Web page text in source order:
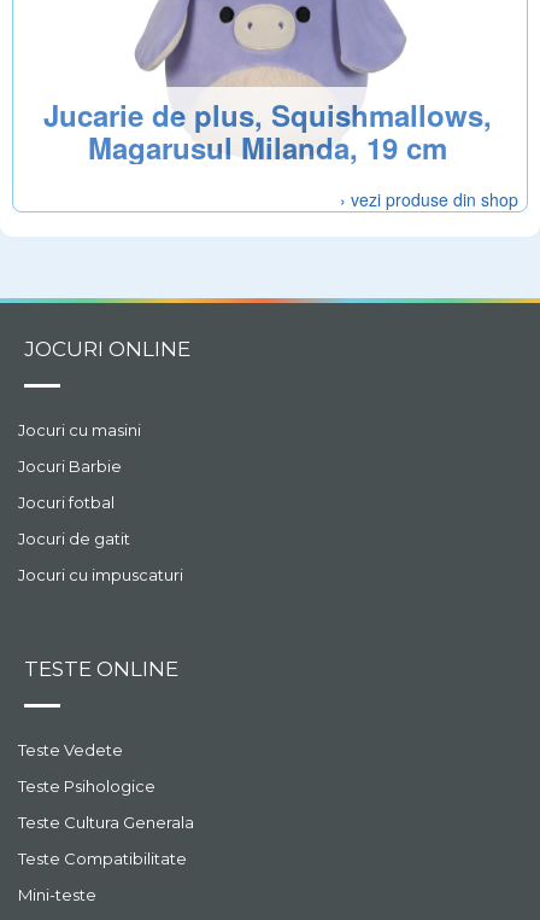
Jucarie de plus, Squishmallows,
Magarusul Milanda, 19 cm
› vezi produse din shop
JOCURI ONLINE
Jocuri cu masini
Jocuri Barbie
Jocuri fotbal
Jocuri de gatit
Jocuri cu impuscaturi
TESTE ONLINE
Teste Vedete
Teste Psihologice
Teste Cultura Generala
Teste Compatibilitate
Mini-teste